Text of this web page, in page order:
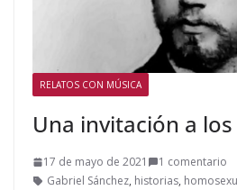
RELATOS CON MÚSICA
Una invitación a
17 de mayo de 2021
1 comentario
Gabriel Sánchez, historias,